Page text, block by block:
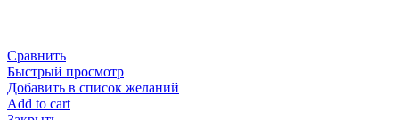
Сравнить
Быстрый просмотр
Добавить в список желаний
Add to cart